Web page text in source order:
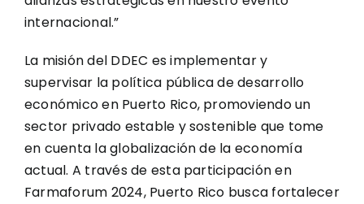
internacional.”
La misión del DDEC es implementar y
supervisar la política pública de desarrollo
económico en Puerto Rico, promoviendo un
sector privado estable y sostenible que tome
en cuenta la globalización de la economía
actual. A través de esta participación en
Farmaforum 2024, Puerto Rico busca fortalecer